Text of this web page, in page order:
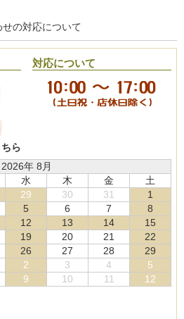
の対応について
ら
対応について
2026年 8月
水 木 金
土
29 30 31
1
5 6 7
8
12 13 14
15
19 20 21
22
26 27 28
29
2 3 4
5
9 10 11 12